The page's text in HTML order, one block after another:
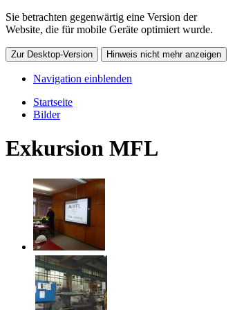
Sie betrachten gegenwärtig eine Version der
Website, die für mobile Geräte optimiert wurde.
Zur Desktop-Version Hinweis nicht mehr anzeigen
Navigation einblenden
Startseite
Bilder
Exkursion MFL